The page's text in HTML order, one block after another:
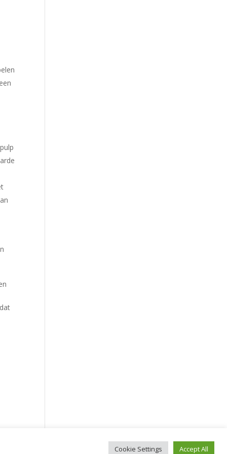
Cookie Settings Accept All